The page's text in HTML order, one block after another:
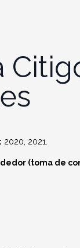
2020, 2021.
(toma de